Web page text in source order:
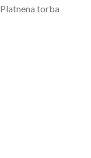
Platnena torba